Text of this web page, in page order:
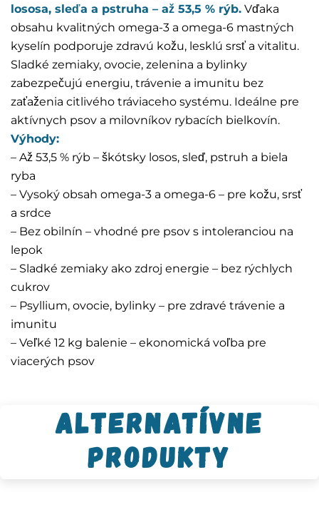
lososa, sleďa a pstruha – až 53,5 % rýb. Vďaka
obsahu kvalitných omega-3 a omega-6 mastných
kyselín podporuje zdravú kožu, lesklú srsť a vitalitu.
Sladké zemiaky, ovocie, zelenina a bylinky
zabezpečujú energiu, trávenie a imunitu bez
zaťaženia citlivého tráviaceho systému. Ideálne pre
aktívnych psov a milovníkov rybacích bielkovín.
Výhody:
– Až 53,5 % rýb – škótsky losos, sleď, pstruh a biela
ryba
– Vysoký obsah omega-3 a omega-6 – pre kožu, srsť
a srdce
– Bez obilnín – vhodné pre psov s intoleranciou na
lepok
– Sladké zemiaky ako zdroj energie – bez rýchlych
cukrov
– Psyllium, ovocie, bylinky – pre zdravé trávenie a
imunitu
– Veľké 12 kg balenie – ekonomická voľba pre
viacerých psov
Alternatívne
produkty